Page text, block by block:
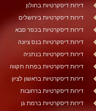
דירות דיסקרטיות בחולון
דירות דיסקרטיות בירושלים
דירות דיסקרטיות בכפר סבא
דירות דיסקרטיות בנס ציונה
דירות דיסקרטיות בנתניה
דירות דיסקרטיות בפתח תקווה
דירות דיסקרטיות בראשון לציון
דירות דיסקרטיות ברחובות
דירות דיסקרטיות ברמת גן